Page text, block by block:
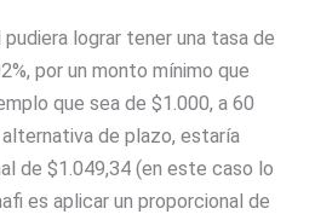
lograr tener una tasa de
por un monto mínimo que
que sea de $1.000, a 60
de plazo, estaría
de $1.049,34 (en este caso lo
es aplicar un proporcional de